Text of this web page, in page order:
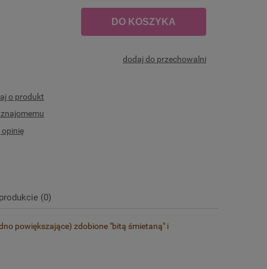
DO KOSZYKA
dodaj do przechowalni
o produkt
ewentualnych kosztów
(0)
powiększające) zdobione "bitą śmietaną" i